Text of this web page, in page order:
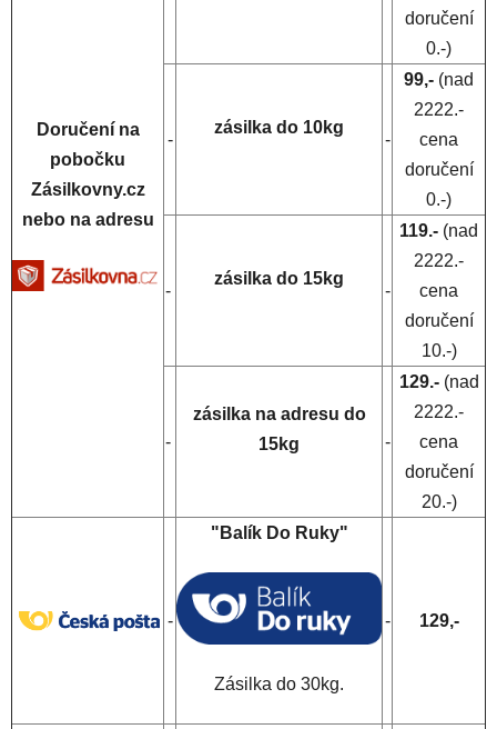
Doručení na
pobočku
Zásilkovny.cz
nebo na adresu
doručení
0.-)
-
zásilka do 10kg
-
99,- (nad
2222.-
cena
doručení
0.-)
-
zásilka do 15kg
-
119.- (nad
2222.-
cena
doručení
10.-)
-
zásilka na adresu do
15kg
-
129.- (nad
2222.-
cena
doručení
20.-)
-
"Balík Do Ruky"
Zásilka do 30kg.
- 129,-